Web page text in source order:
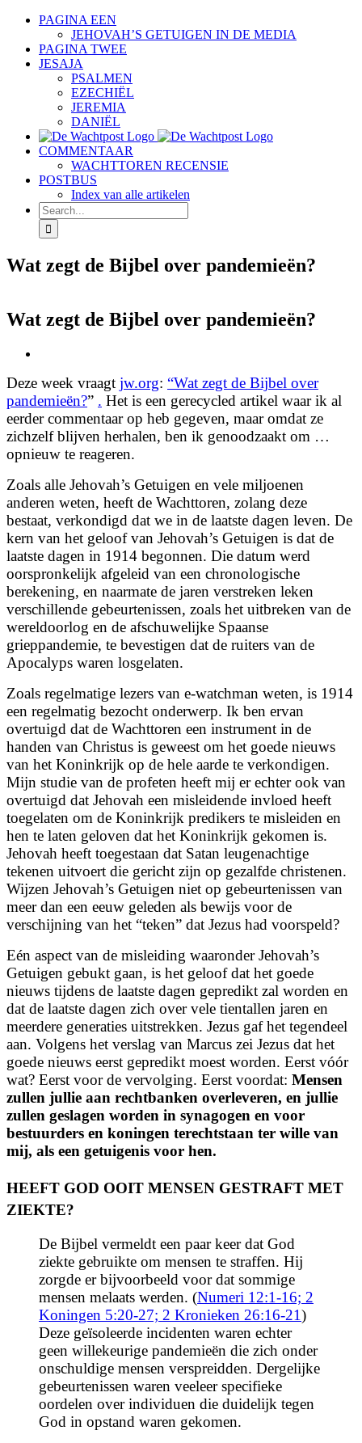
Skip
content
PAGINA EEN
JEHOVAH’S GETUIGEN IN DE MEDIA
PAGINA TWEE
JESAJA
PSALMEN
EZECHIËL
JEREMIA
DANIËL
COMMENTAAR
WACHTTOREN RECENSIE
POSTBUS
Index van alle artikelen
Search
for:
Wat zegt de Bijbel over pandemieën?
Wat zegt de Bijbel over pandemieën?
Image
Deze week vraagt jw.org: “Wat zegt de Bijbel over
pandemieën?” . Het is een gerecycled artikel waar ik al
eerder commentaar op heb gegeven, maar omdat ze
zichzelf blijven herhalen, ben ik genoodzaakt om …
opnieuw te reageren.
Zoals alle Jehovah’s Getuigen en vele miljoenen
anderen weten, heeft de Wachttoren, zolang deze
bestaat, verkondigd dat we in de laatste dagen leven. De
kern van het geloof van Jehovah’s Getuigen is dat de
laatste dagen in 1914 begonnen. Die datum werd
oorspronkelijk afgeleid van een chronologische
berekening, en naarmate de jaren verstreken leken
verschillende gebeurtenissen, zoals het uitbreken van de
wereldoorlog en de afschuwelijke Spaanse
grieppandemie, te bevestigen dat de ruiters van de
Apocalyps waren losgelaten.
Zoals regelmatige lezers van e-watchman weten, is 1914
een regelmatig bezocht onderwerp. Ik ben ervan
overtuigd dat de Wachttoren een instrument in de
handen van Christus is geweest om het goede nieuws
van het Koninkrijk op de hele aarde te verkondigen.
Mijn studie van de profeten heeft mij er echter ook van
overtuigd dat Jehovah een misleidende invloed heeft
toegelaten om de Koninkrijk predikers te misleiden en
hen te laten geloven dat het Koninkrijk gekomen is.
Jehovah heeft toegestaan dat Satan leugenachtige
tekenen uitvoert die gericht zijn op gezalfde christenen.
Wijzen Jehovah’s Getuigen niet op gebeurtenissen van
meer dan een eeuw geleden als bewijs voor de
verschijning van het “teken” dat Jezus had voorspeld?
Eén aspect van de misleiding waaronder Jehovah’s
Getuigen gebukt gaan, is het geloof dat het goede
nieuws tijdens de laatste dagen gepredikt zal worden en
dat de laatste dagen zich over vele tientallen jaren en
meerdere generaties uitstrekken. Jezus gaf het tegendeel
aan. Volgens het verslag van Marcus zei Jezus dat het
goede nieuws eerst gepredikt moest worden. Eerst vóór
wat? Eerst voor de vervolging. Eerst voordat: Mensen
zullen jullie aan rechtbanken overleveren, en jullie
zullen geslagen worden in synagogen en voor
bestuurders en koningen terechtstaan ter wille van
mij, als een getuigenis voor hen.
HEEFT GOD OOIT MENSEN GESTRAFT MET
ZIEKTE?
De Bijbel vermeldt een paar keer dat God
ziekte gebruikte om mensen te straffen. Hij
zorgde er bijvoorbeeld voor dat sommige
mensen melaats werden. (Numeri 12:1-16; 2
Koningen 5:20-27; 2 Kronieken 26:16-21)
Deze geïsoleerde incidenten waren echter
geen willekeurige pandemieën die zich onder
onschuldige mensen verspreidden. Dergelijke
gebeurtenissen waren veeleer specifieke
oordelen over individuen die duidelijk tegen
God in opstand waren gekomen.